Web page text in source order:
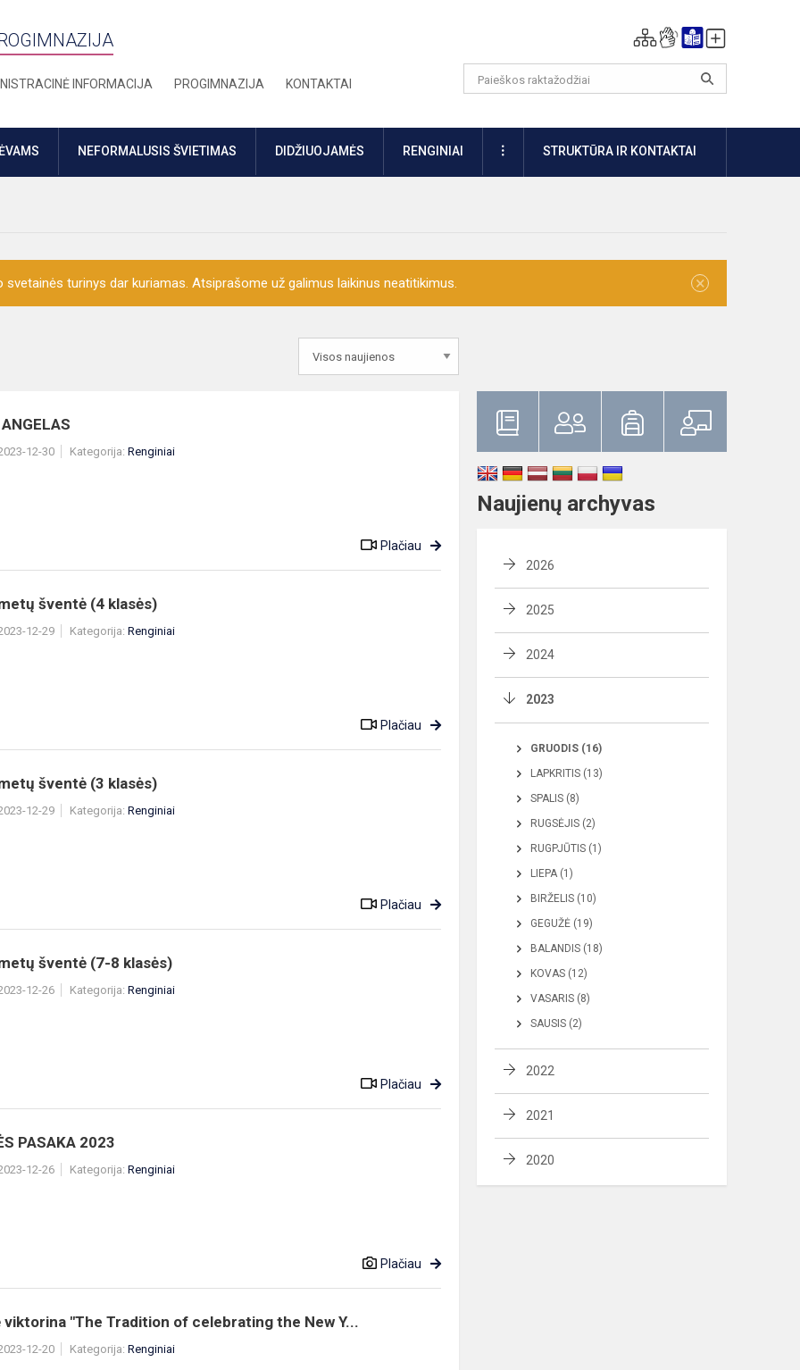
INFORMACIJA PROGIMNAZIJA KONTAKTAI
NEFORMALUSIS ŠVIETIMAS DIDŽIUOJAMĖS RENGINIAI DAUGIAUSTRUKTŪRA IR KONTAKTAI
svetainės turinys dar kuriamas. Atsiprašome už galimus laikinus neatitikimus. ×
12-30 Kategorija: Renginiai
Plačiau
šventė (4 klasės)
12-29 Kategorija: Renginiai
Plačiau
šventė (3 klasės)
12-29 Kategorija: Renginiai
Plačiau
šventė (7-8 klasės)
12-26 Kategorija: Renginiai
Plačiau
PASAKA 2023
12-26 Kategorija: Renginiai
Plačiau
viktorina "The Tradition of celebrating the New Y...
12-20 Kategorija: Renginiai
Naujienų archyvas
2026
2025
2024
2023
GRUODIS (16)
LAPKRITIS (13)
SPALIS (8)
RUGSĖJIS (2)
RUGPJŪTIS (1)
LIEPA (1)
BIRŽELIS (10)
GEGUŽĖ (19)
BALANDIS (18)
KOVAS (12)
VASARIS (8)
SAUSIS (2)
2022
2021
2020